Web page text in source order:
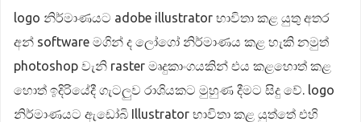
logo නිර්මාණයට adobe illustrator භාවිතා කළ යුතු අතර
අන් software මගින් ද ලෝගෝ නිර්මාණය කළ හැකි නමුත්
photoshop වැනි raster මෘදුකාංගයකින් එය කළහොත් කළ
හොත් ඉදිරියේදී ගැටලුව රාශියකට මුහුණ දීමට සිදු වේ. logo
නිර්මාණයට ඇඩෝබි Illustrator භාවිතා කළ යුත්තේ එහි